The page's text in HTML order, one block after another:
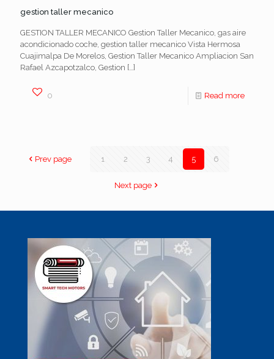
gestion taller mecanico
GESTION TALLER MECANICO Gestion Taller Mecanico, gas aire
acondicionado coche, gestion taller mecanico Vista Hermosa
Cuajimalpa De Morelos, Gestion Taller Mecanico Ampliacion San
Rafael Azcapotzalco, Gestion […]
0 Read more
Prev page 1 2 3 4 5 6
Next page